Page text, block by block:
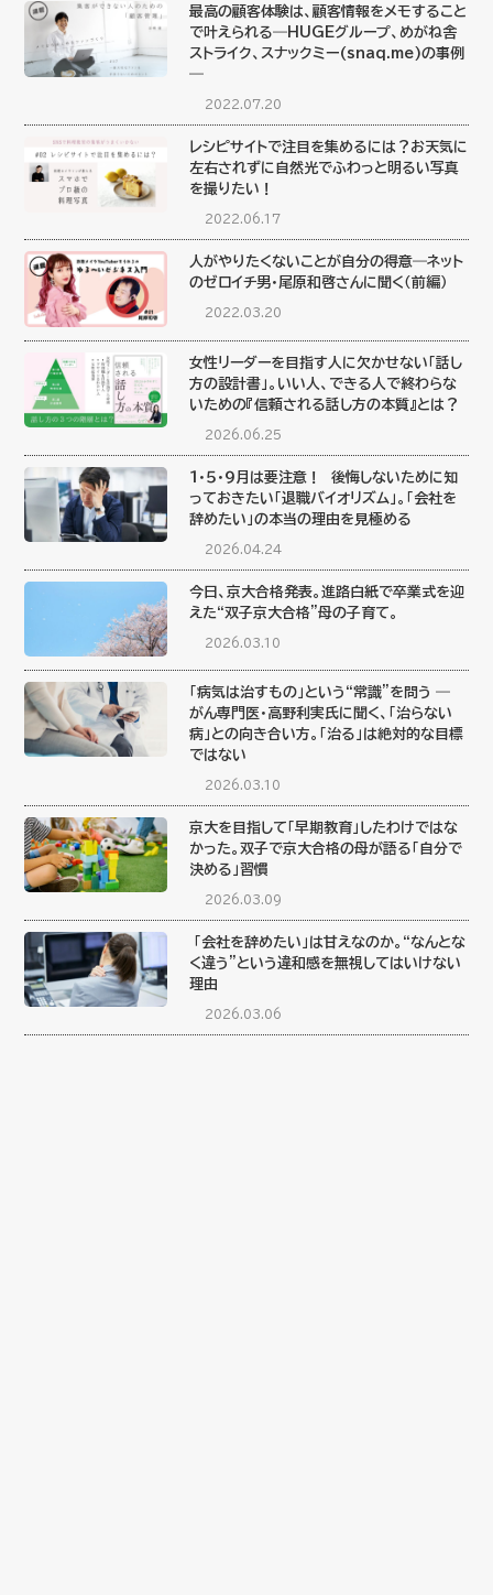
最高の顧客体験は、顧客情報をメモすること
で叶えられる―HUGEグループ、めがね舎
ストライク、スナックミー(snaq.me)の事例
―
2022.07.20
レシピサイトで注目を集めるには？お天気に
左右されずに自然光でふわっと明るい写真
を撮りたい！
2022.06.17
人がやりたくないことが自分の得意―ネット
のゼロイチ男・尾原和啓さんに聞く（前編）
2022.03.20
女性リーダーを目指す人に欠かせない「話し
方の設計書」。いい人、できる人で終わらな
いための『信頼される話し方の本質』とは？
2026.06.25
１・５・９月は要注意！ 後悔しないために知
っておきたい「退職バイオリズム」。「会社を
辞めたい」の本当の理由を見極める
2026.04.24
今日、京大合格発表。進路白紙で卒業式を迎
えた“双子京大合格”母の子育て。
2026.03.10
「病気は治すもの」という“常識”を問う ―
がん専門医・高野利実氏に聞く、「治らない
病」との向き合い方。「治る」は絶対的な目標
ではない
2026.03.10
京大を目指して「早期教育」したわけではな
かった。双子で京大合格の母が語る「自分で
決める」習慣
2026.03.09
「会社を辞めたい」は甘えなのか。“なんとな
く違う”という違和感を無視してはいけない
理由
2026.03.06